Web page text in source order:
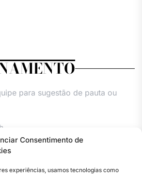
Consentimento de
experiências, usamos tecnologias como
para sugestão de pauta ou